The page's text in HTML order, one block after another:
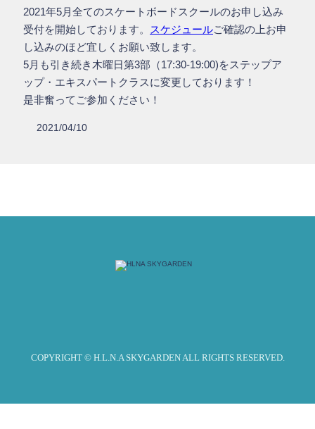
2021年5月全てのスケートボードスクールのお申し込み
受付を開始しております。
スケジュールご確認の上お申
し込みのほど宜しくお願い致します。
5月も引き続き木曜日第3部（17:30-19:00)をステップア
ップ・エキスパートクラスに変更しております！
是非奮ってご参加ください！
2021/04/10
COPYRIGHT © H.L.N.A SKYGARDEN ALL RIGHTS RESERVED.